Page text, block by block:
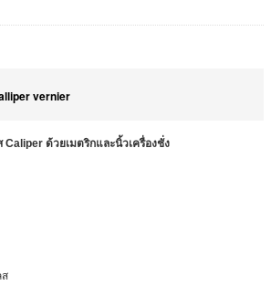
vernier
ด้วยเมตริกและนิ้วเครื่องชั่ง